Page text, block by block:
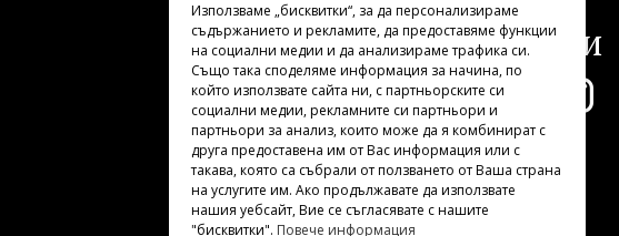
Последвайте ни
Използваме „бисквитки“, за да персонализираме
съдържанието и рекламите, да предоставяме функции
на социални медии и да анализираме трафика си.
Също така споделяме информация за начина, по
който използвате сайта ни, с партньорските си
социални медии, рекламните си партньори и
партньори за анализ, които може да я комбинират с
друга предоставена им от Вас информация или с
такава, която са събрали от ползването от Ваша страна
на услугите им. Ако продължавате да използвате
нашия уебсайт, Вие се съгласявате с нашите
"бисквитки". Повече информация